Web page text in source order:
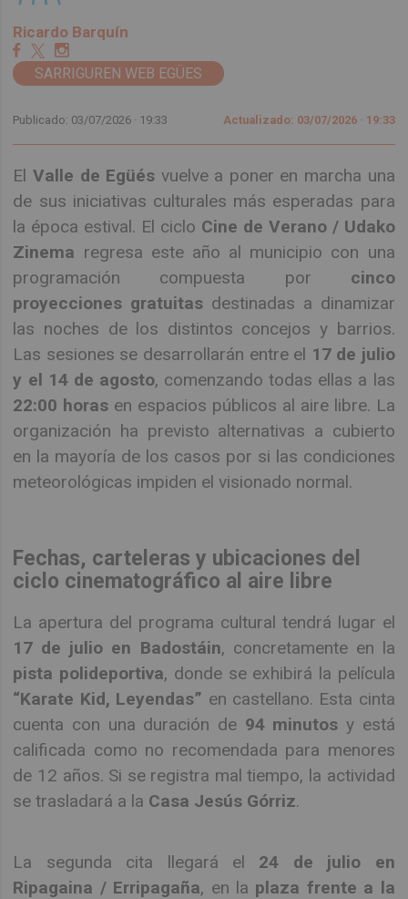
Ricardo Barquín
SARRIGUREN WEB EGÜES
Publicado: 03/07/2026 · 19:33 Actualizado: 03/07/2026 · 19:33
El Valle de Egüés vuelve a poner en marcha una
de sus iniciativas culturales más esperadas para
la época estival. El ciclo Cine de Verano / Udako
Zinema regresa este año al municipio con una
programación compuesta por cinco
proyecciones gratuitas destinadas a dinamizar
las noches de los distintos concejos y barrios.
Las sesiones se desarrollarán entre el 17 de julio
y el 14 de agosto, comenzando todas ellas a las
22:00 horas en espacios públicos al aire libre. La
organización ha previsto alternativas a cubierto
en la mayoría de los casos por si las condiciones
meteorológicas impiden el visionado normal.
Fechas, carteleras y ubicaciones del
ciclo cinematográfico al aire libre
La apertura del programa cultural tendrá lugar el
17 de julio en Badostáin, concretamente en la
pista polideportiva, donde se exhibirá la película
“Karate Kid, Leyendas” en castellano. Esta cinta
cuenta con una duración de 94 minutos y está
calificada como no recomendada para menores
de 12 años. Si se registra mal tiempo, la actividad
se trasladará a la Casa Jesús Górriz.
La segunda cita llegará el 24 de julio en
Ripagaina / Erripagaña, en la plaza frente a la